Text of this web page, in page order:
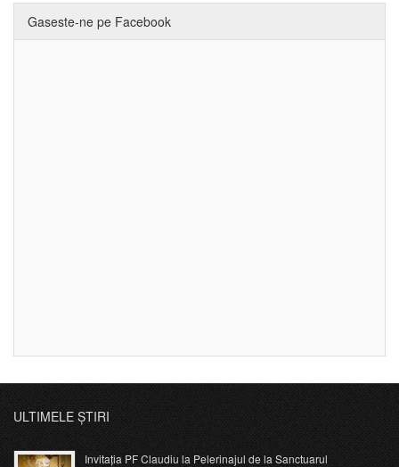
Gaseste-ne pe Facebook
ULTIMELE ȘTIRI
Invitația PF Claudiu la Pelerinajul de la Sanctuarul